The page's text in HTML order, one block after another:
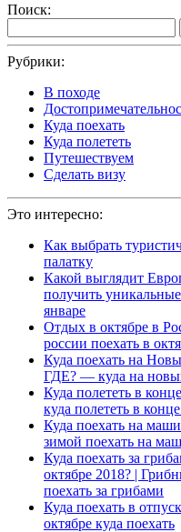
Поиск:
Рубрики:
В походе
Куда поехать
Куда полететь
Путешествуем
Сделать визу
Это интересно:
Как выбрать
палатку
Какой выглядит
получить
январе
Отдых в октябре в
россии поехать в
Куда поехать на
ГДЕ? — куда на
Куда полететь в
куда полететь в
Куда поехать на
зимой поехать на
Куда поехать за
октябре 2018? |
поехать за грибами
Куда поехать в
октябре куда поехать